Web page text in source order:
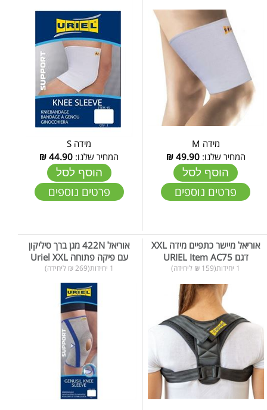
מידה M
המחיר שלנו:49.90
₪
הוסף לסל
פרטים נוספים
מידה S
המחיר שלנו: 44.90
₪
הוסף לסל
פרטים נוספים
אוריאל מיישר כתפיים מידה XXL
דגם URIEL Item AC75
1 יחידות(159 ₪ ליחידה)
אוריאל 422N מגן ברך סיליקון
עם פיקה פתוחה Uriel XXL
1 יחידות(269 ₪ ליחידה)